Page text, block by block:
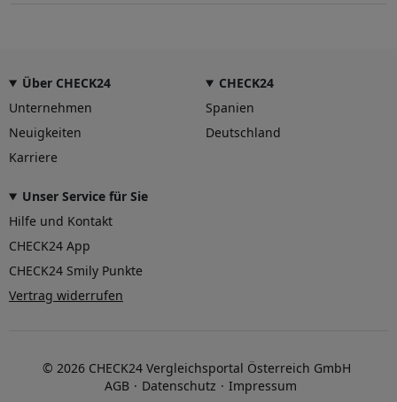
Über CHECK24
Unternehmen
Neuigkeiten
Karriere
CHECK24
Spanien
Deutschland
Unser Service für Sie
Hilfe und Kontakt
CHECK24 App
CHECK24 Smily Punkte
Vertrag widerrufen
© 2026 CHECK24 Vergleichsportal Österreich GmbH
AGB
Datenschutz Impressum